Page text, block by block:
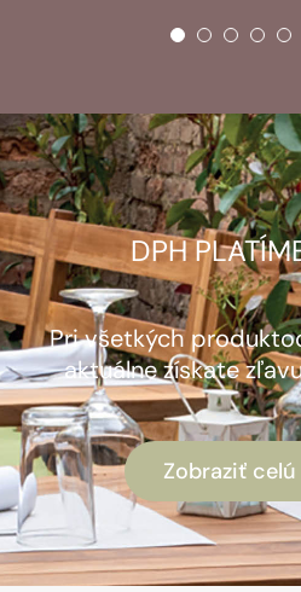
DPH
Pri všetkých
aktuálne získate
Zobraziť